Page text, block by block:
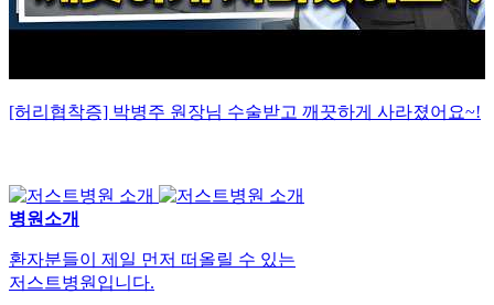
[허리협착증] 박병주 원장님 수술받고 깨끗하게 사라졌어요~!
병원소개
환자분들이 제일 먼저 떠올릴 수 있는
저스트병원입니다.